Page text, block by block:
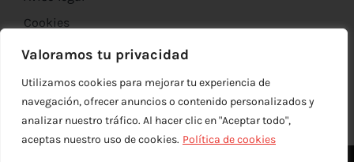
Valoramos tu privacidad
Utilizamos cookies para mejorar tu experiencia de
navegación, ofrecer anuncios o contenido personalizados y
analizar nuestro tráfico. Al hacer clic en "Aceptar todo",
aceptas nuestro uso de cookies. Política de cookies
Cookies
Devoluciones